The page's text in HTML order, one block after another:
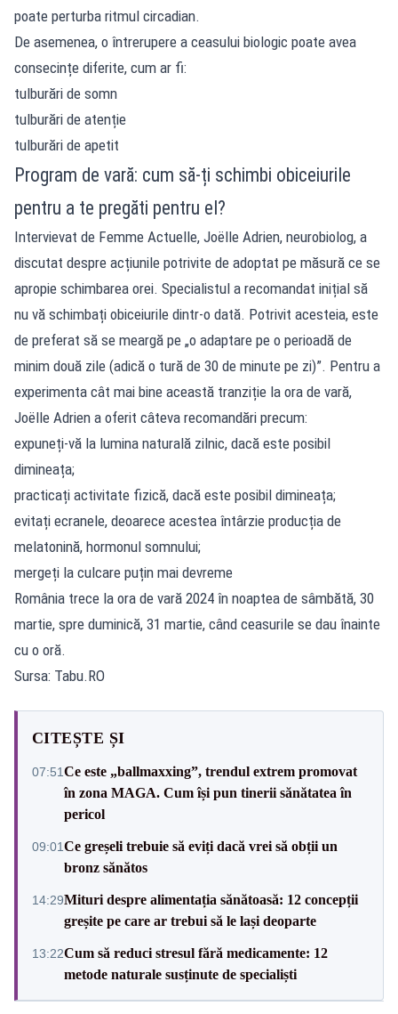
poate perturba ritmul circadian.
De asemenea, o întrerupere a ceasului biologic poate avea
consecințe diferite, cum ar fi:
tulburări de somn
tulburări de atenție
tulburări de apetit
Program de vară: cum să-ți schimbi obiceiurile
pentru a te pregăti pentru el?
Intervievat de Femme Actuelle, Joëlle Adrien, neurobiolog, a
discutat despre acțiunile potrivite de adoptat pe măsură ce se
apropie schimbarea orei. Specialistul a recomandat inițial să
nu vă schimbați obiceiurile dintr-o dată. Potrivit acesteia, este
de preferat să se meargă pe „o adaptare pe o perioadă de
minim două zile (adică o tură de 30 de minute pe zi)”. Pentru a
experimenta cât mai bine această tranziție la ora de vară,
Joëlle Adrien a oferit câteva recomandări precum:
expuneți-vă la lumina naturală zilnic, dacă este posibil
dimineața;
practicați activitate fizică, dacă este posibil dimineața;
evitați ecranele, deoarece acestea întârzie producția de
melatonină, hormonul somnului;
mergeți la culcare puțin mai devreme
România trece la ora de vară 2024 în noaptea de sâmbătă, 30
martie, spre duminică, 31 martie, când ceasurile se dau înainte
cu o oră.
Sursa: Tabu.RO
CITEȘTE ȘI
07:51Ce este „ballmaxxing”, trendul extrem promovat
în zona MAGA. Cum își pun tinerii sănătatea în
pericol
09:01Ce greșeli trebuie să eviți dacă vrei să obții un
bronz sănătos
14:29Mituri despre alimentația sănătoasă: 12 concepții
greșite pe care ar trebui să le lași deoparte
13:22Cum să reduci stresul fără medicamente: 12
metode naturale susținute de specialiști